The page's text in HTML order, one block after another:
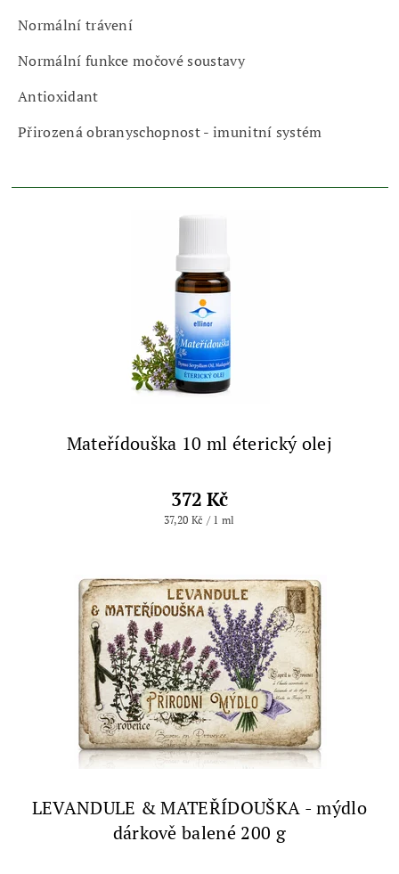
Normální trávení
Normální funkce močové soustavy
Antioxidant
Přirozená obranyschopnost - imunitní systém
Mateřídouška 10 ml éterický olej
372 Kč
37,20 Kč / 1 ml
LEVANDULE & MATEŘÍDOUŠKA - mýdlo
dárkově balené 200 g